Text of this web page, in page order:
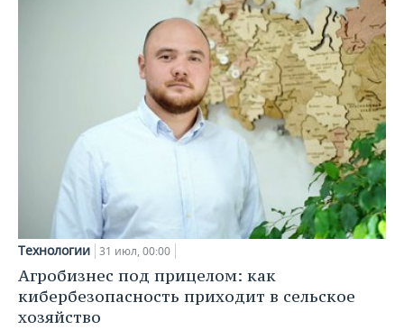
Технологии 31 июл, 00:00
Агробизнес под прицелом: как
кибербезопасность приходит в сельское
хозяйство